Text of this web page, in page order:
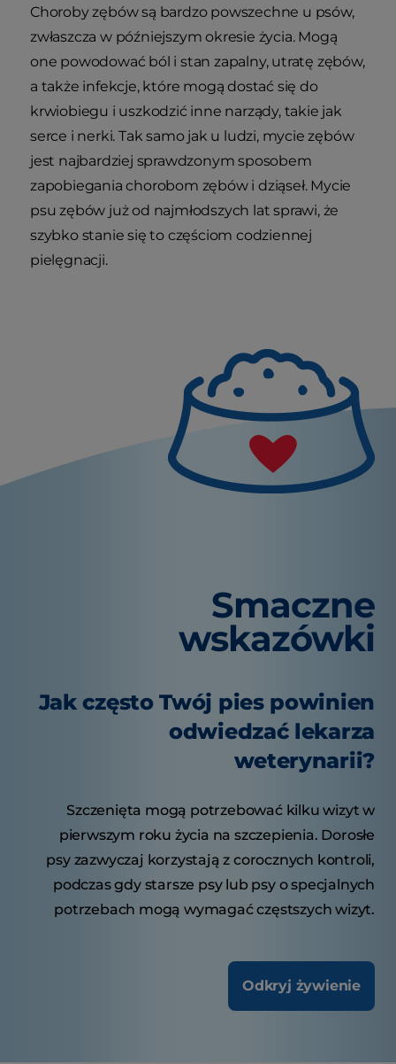
Choroby zębów są bardzo powszechne u psów,
zwłaszcza w późniejszym okresie życia. Mogą
one powodować ból i stan zapalny, utratę zębów,
a także infekcje, które mogą dostać się do
krwiobiegu i uszkodzić inne narządy, takie jak
serce i nerki. Tak samo jak u ludzi, mycie zębów
jest najbardziej sprawdzonym sposobem
zapobiegania chorobom zębów i dziąseł. Mycie
psu zębów już od najmłodszych lat sprawi, że
szybko stanie się to częściom codziennej
pielęgnacji.
Smaczne
wskazówki
Jak często Twój pies powinien
odwiedzać lekarza
weterynarii?
Szczenięta mogą potrzebować kilku wizyt w
pierwszym roku życia na szczepienia. Dorosłe
psy zazwyczaj korzystają z corocznych kontroli,
podczas gdy starsze psy lub psy o specjalnych
potrzebach mogą wymagać częstszych wizyt.
Odkryj żywienie